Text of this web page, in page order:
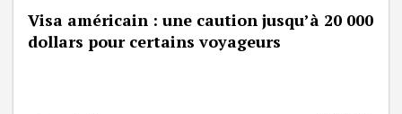
Visa américain : une caution jusqu’à 20 000
dollars pour certains voyageurs